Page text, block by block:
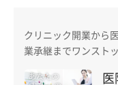
クリニック開業から
業承継までワンスト